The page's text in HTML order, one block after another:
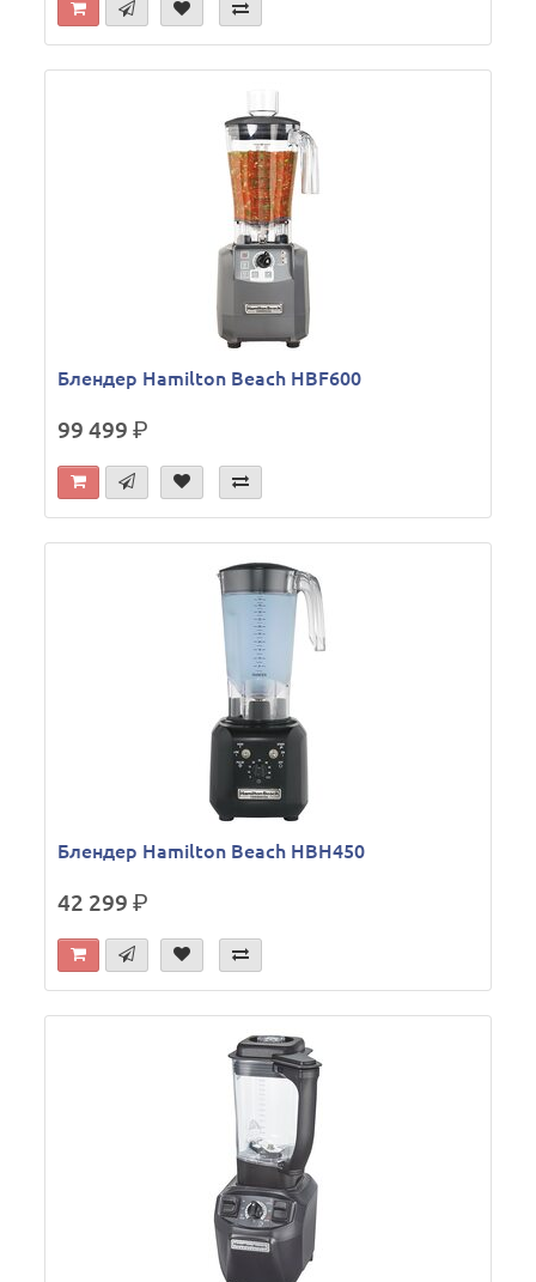
Блендер Hamilton Beach HBF600
99 499р.
Блендер Hamilton Beach HBH450
42 299р.